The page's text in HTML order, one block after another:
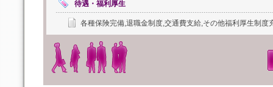
待遇・福利厚生
各種保険完備,退職金制度,交通費支給,その他福利厚生制度